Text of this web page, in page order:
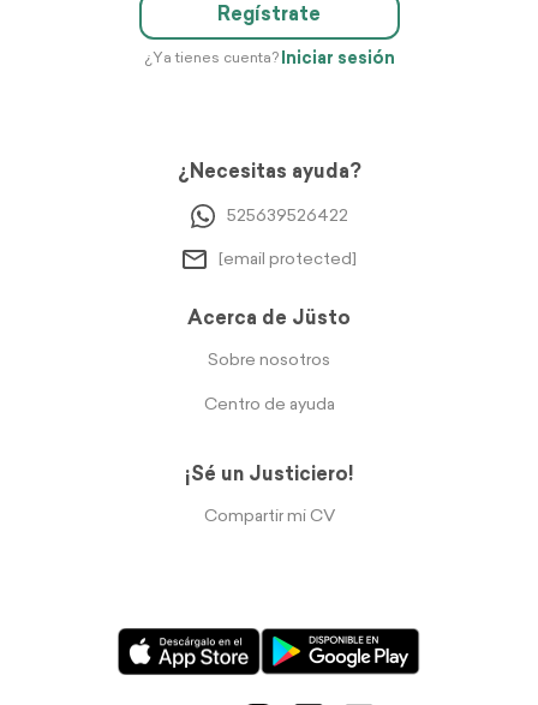
Regístrate
¿Ya tienes cuenta? Iniciar sesión
¿Necesitas ayuda?
525639526422
[email protected]
Acerca de Jüsto
Sobre nosotros
Centro de ayuda
¡Sé un Justiciero!
Compartir mi CV